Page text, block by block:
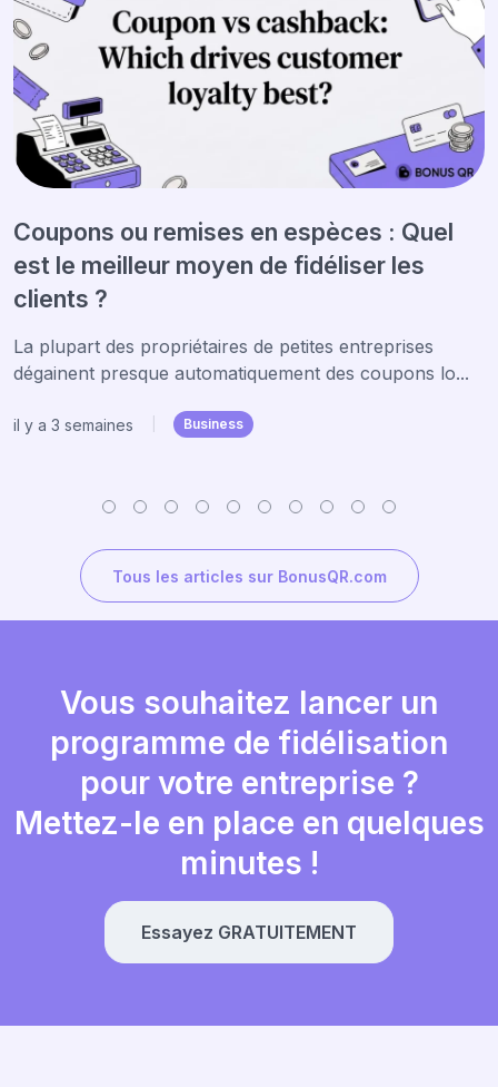
Coupons ou remises en espèces : Quel
est le meilleur moyen de fidéliser les
clients ?
La plupart des propriétaires de petites entreprises
dégainent presque automatiquement des coupons lo...
il y a 3 semaines Business
Tous les articles sur BonusQR.com
Vous souhaitez lancer un
programme de fidélisation
pour votre entreprise ?
Mettez-le en place en quelques
minutes !
Essayez GRATUITEMENT